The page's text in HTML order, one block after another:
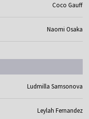
Coco Gauff
Naomi Osaka
Ludmilla Samsonova
Leylah Fernandez